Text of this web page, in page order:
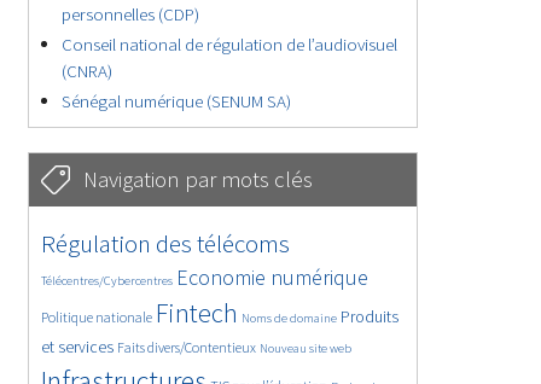
personnelles (CDP)
Conseil national de régulation de l’audiovisuel
(CNRA)
Sénégal numérique (SENUM SA)
Navigation par mots clés
4602/5650
Régulation des télécoms
373/5650
Télécentres/Cybercentres
3668/5650 Economie numérique
1843/5650
Politique nationale Fintech Noms de domaine Produits
et services
1582/5650 Faits divers/Contentieux
831/5650 Nouveau site web
5650/5650
1806/5650
201/5650
246/5650